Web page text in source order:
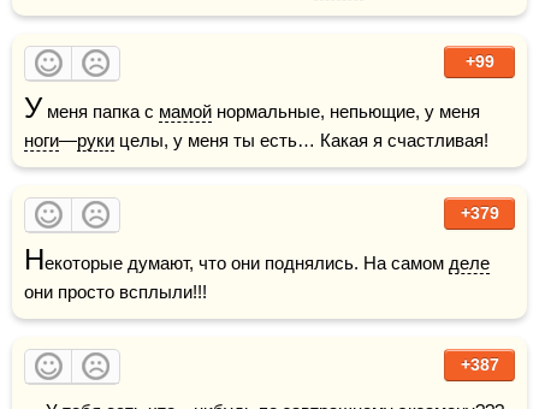
+99
У меня папка с мамой
ноги—руки целы, у меня ты есть… Какая я счастливая!
+379
Некоторые думают, что они поднялись. На самом деле
они просто всплыли!!!
+387